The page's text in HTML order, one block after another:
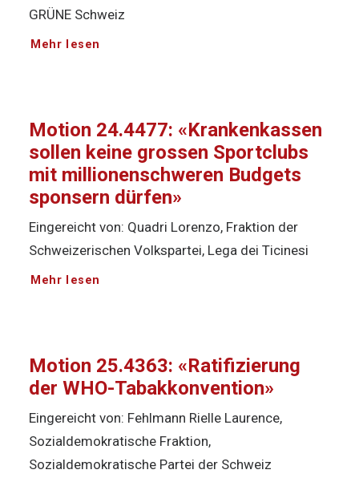
GRÜNE Schweiz
Mehr lesen
Motion 24.4477: «Krankenkassen
sollen keine grossen Sportclubs
mit millionenschweren Budgets
sponsern dürfen»
Eingereicht von: Quadri Lorenzo, Fraktion der
Schweizerischen Volkspartei, Lega dei Ticinesi
Mehr lesen
Motion 25.4363: «Ratifizierung
der WHO-Tabakkonvention»
Eingereicht von: Fehlmann Rielle Laurence,
Sozialdemokratische Fraktion,
Sozialdemokratische Partei der Schweiz